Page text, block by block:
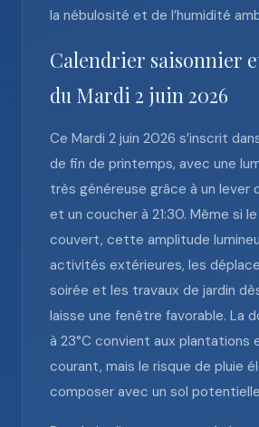
la nébulosité et de l’humidité
Calendrier saisonnier
du Mardi 2 juin 2026
Ce Mardi 2 juin 2026 s’inscrit
de fin de printemps, avec une
très généreuse grâce à un lever
et un coucher à 21:30. Même si
couvert, cette amplitude
activités extérieures, les
soirée et les travaux de jardin
laisse une fenêtre favorable. La
à 23°C convient aux plantations
courant, mais le risque de pluie
composer avec un sol